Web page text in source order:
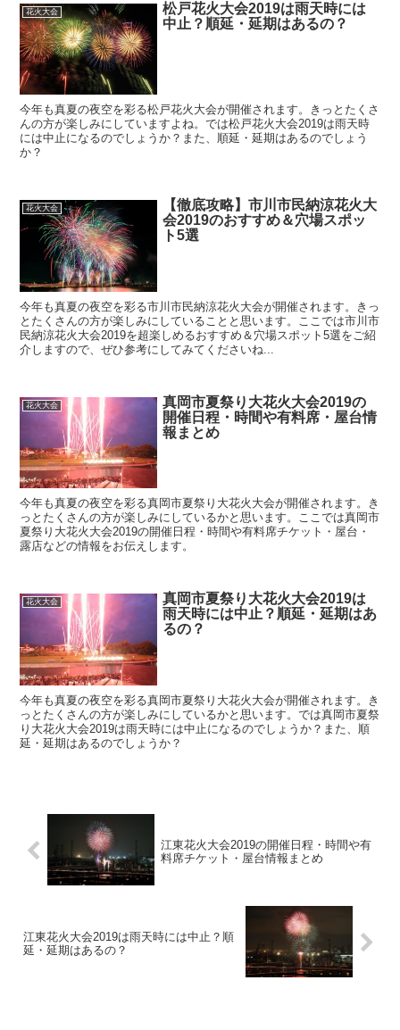
花火大会
松戸花火大会2019は雨天時には
中止？順延・延期はあるの？
今年も真夏の夜空を彩る松戸花火大会が開催されます。きっとたくさ
んの方が楽しみにしていますよね。では松戸花火大会2019は雨天時
には中止になるのでしょうか？また、順延・延期はあるのでしょう
か？
花火大会
【徹底攻略】市川市民納涼花火大
会2019のおすすめ＆穴場スポッ
ト5選
今年も真夏の夜空を彩る市川市民納涼花火大会が開催されます。きっ
とたくさんの方が楽しみにしていることと思います。ここでは市川市
民納涼花火大会2019を超楽しめるおすすめ＆穴場スポット5選をご紹
介しますので、ぜひ参考にしてみてくださいね...
花火大会
真岡市夏祭り大花火大会2019の
開催日程・時間や有料席・屋台情
報まとめ
今年も真夏の夜空を彩る真岡市夏祭り大花火大会が開催されます。き
っとたくさんの方が楽しみにしているかと思います。ここでは真岡市
夏祭り大花火大会2019の開催日程・時間や有料席チケット・屋台・
露店などの情報をお伝えします。
花火大会
真岡市夏祭り大花火大会2019は
雨天時には中止？順延・延期はあ
るの？
今年も真夏の夜空を彩る真岡市夏祭り大花火大会が開催されます。き
っとたくさんの方が楽しみにしているかと思います。では真岡市夏祭
り大花火大会2019は雨天時には中止になるのでしょうか？また、順
延・延期はあるのでしょうか？
江東花火大会2019の開催日程・時間や有
料席チケット・屋台情報まとめ
江東花火大会2019は雨天時には中止？順
延・延期はあるの？